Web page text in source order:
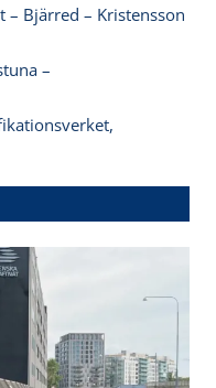
– Bjärred – Kristensson
–